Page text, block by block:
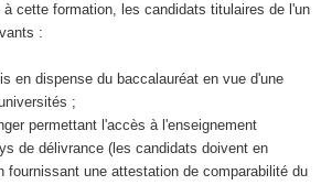
cette formation, les candidats titulaires de l'un
:
en dispense du baccalauréat en vue d'une
;
permettant l'accès à l'enseignement
de délivrance (les candidats doivent en
fournissant une attestation de comparabilité du